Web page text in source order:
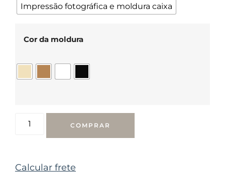
Impressão fotográfica e moldura caixa
Cor da moldura
COMPRAR
Calcular frete